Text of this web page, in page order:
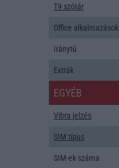
T9 szótár
Office alkalmazások
Iránytũ
Extrák
EGYÉB
Vibra jelzés
SIM típus
SIM-ek száma